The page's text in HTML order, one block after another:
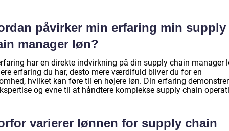
påvirker min erfaring min supply
manager løn?
har en direkte indvirkning på din supply chain manager
erfaring du har, desto mere værdifuld bliver du for en
hvilket kan føre til en højere løn. Din erfaring
og evne til at håndtere komplekse supply chain
varierer lønnen for supply chain